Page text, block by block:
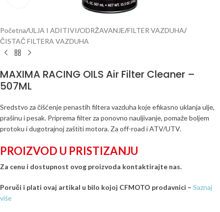
Početna/ULJA I ADITIVI/ODRŽAVANJE/FILTER VAZDUHA/
ČISTAČ FILTERA VAZDUHA
MAXIMA RACING OILS Air Filter Cleaner –
507ML
Sredstvo za čišćenje penastih filtera vazduha koje efikasno uklanja ulje,
prašinu i pesak. Priprema filter za ponovno nauljivanje, pomaže boljem
protoku i dugotrajnoj zaštiti motora. Za off-road i ATV/UTV.
PROIZVOD U PRISTIZANJU
Za cenu i dostupnost ovog proizvoda kontaktirajte nas.
Poruči i plati ovaj artikal u bilo kojoj CFMOTO prodavnici – Saznaj
više